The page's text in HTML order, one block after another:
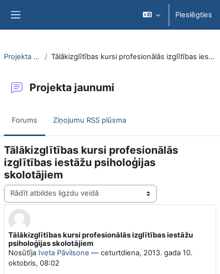
Pieslēgties
Projekta jaunumi Tālākizglītības kursi profesionālās izglītības iestāžu psiholoģijas skolotājiem
Projekta jaunumi
Forums Ziņojumu RSS plūsma
Tālākizglītības kursi profesionālās
izglītības iestāžu psiholoģijas
skolotājiem
Rādīšanas režīms
Tālākizglītības kursi profesionālās izglītības iestāžu
psiholoģijas skolotājiem
Nosūtīja Iveta Pāvilsone — ceturtdiena, 2013. gada 10.
oktobris, 08:02
Atbilžu skaits: 0